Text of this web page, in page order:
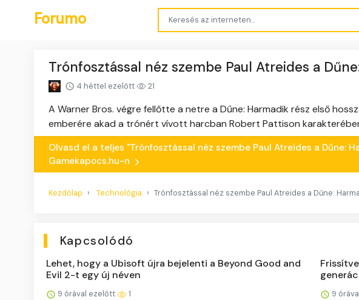
Forumo
Trónfosztással néz szembe Paul Atreides a
4 héttel ezelőtt 21
A Warner Bros. végre fellőtte a netre a Dűne: Harmadik rész első
emberére akad a trónért vívott harcban Robert Pattison
Olvasd el a teljes "Trónfosztással néz szembe Paul Atreides a Dűne:
Gamekapocs.hu-n
Kezdőlap Technológia Trónfosztással néz szembe Paul Atreides a Dűne:
Kapcsolódó
Lehet, hogy a Ubisoft újra bejelenti a Beyond Good and
Evil 2-t egy új néven
9 órával ezelőtt 1 9